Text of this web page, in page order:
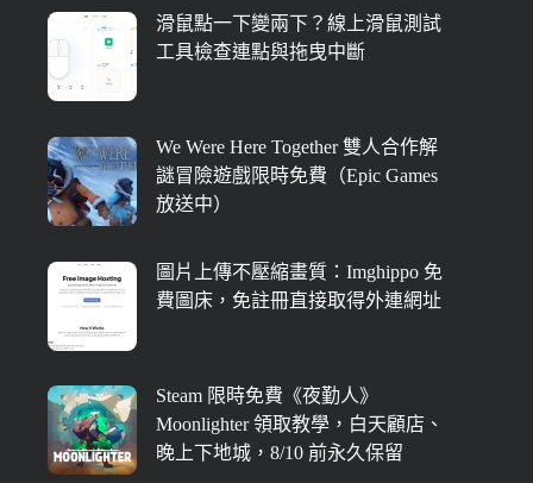
滑鼠點一下變兩下？線上滑鼠測試
工具檢查連點與拖曳中斷
We Were Here Together 雙人合作解
謎冒險遊戲限時免費（Epic Games
放送中）
圖片上傳不壓縮畫質：Imghippo 免
費圖床，免註冊直接取得外連網址
Steam 限時免費《夜勤人》
Moonlighter 領取教學，白天顧店、
晚上下地城，8/10 前永久保留